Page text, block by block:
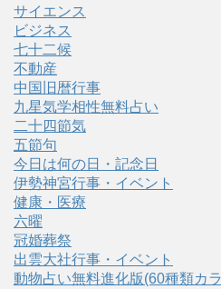
サイエンス
ビジネス
七十二候
不動産
中国旧暦行事
九星気学相性無料占い
二十四節気
五節句
今日は何の日・記念日
伊勢神宮行事・イベント
健康・医療
六曜
冠婚葬祭
出雲大社行事・イベント
動物占い無料進化版(60種類カ